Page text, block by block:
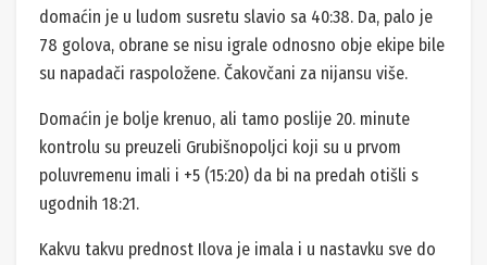
domaćin je u ludom susretu slavio sa 40:38. Da, palo je
78 golova, obrane se nisu igrale odnosno obje ekipe bile
su napadači raspoložene. Čakovčani za nijansu više.
Domaćin je bolje krenuo, ali tamo poslije 20. minute
kontrolu su preuzeli Grubišnopoljci koji su u prvom
poluvremenu imali i +5 (15:20) da bi na predah otišli s
ugodnih 18:21.
Kakvu takvu prednost Ilova je imala i u nastavku sve do